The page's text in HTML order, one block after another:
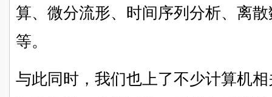
算、微分流形、时间序列分析、离
等。
与此同时，我们也上了不少计算机